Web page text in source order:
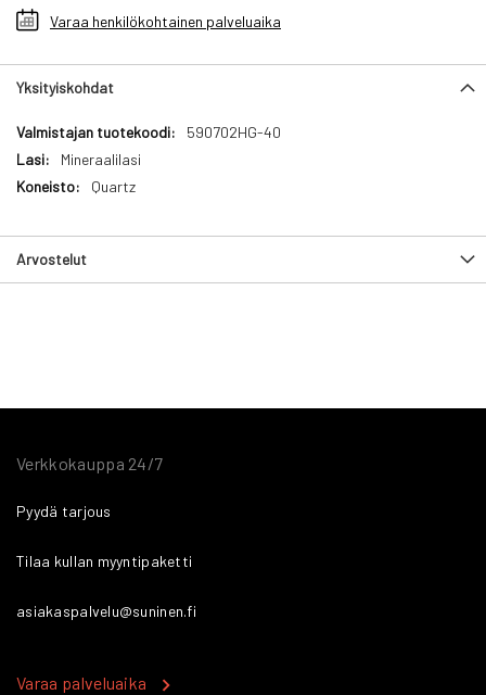
Varaa henkilökohtainen palveluaika
Yksityiskohdat
Yksityiskohdat
590702HG-40
Mineraalilasi
Quartz
Arvostelut
Verkkokauppa 24/7
Pyydä tarjous
Tilaa kullan myyntipaketti
asiakaspalvelu@suninen.fi
Varaa palveluaika